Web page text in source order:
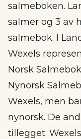
salmeboken.
salmer og 3 av
salmebok. I
Wexels
Norsk
Nynorsk
Wexels, men
nynorsk. De
tillegget.